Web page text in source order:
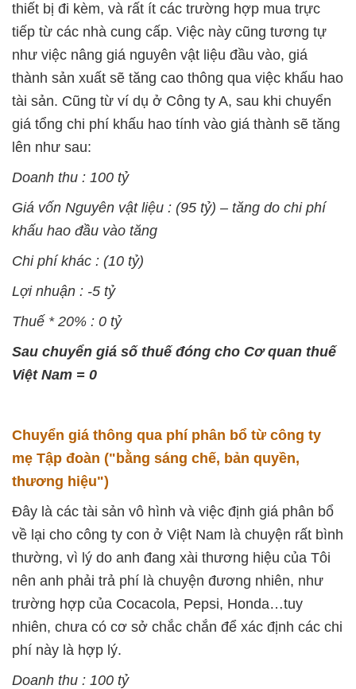
thiết bị đi kèm, và rất ít các trường hợp mua trực
tiếp từ các nhà cung cấp. Việc này cũng tương tự
như việc nâng giá nguyên vật liệu đầu vào, giá
thành sản xuất sẽ tăng cao thông qua việc khấu hao
tài sản. Cũng từ ví dụ ở Công ty A, sau khi chuyển
giá tổng chi phí khấu hao tính vào giá thành sẽ tăng
lên như sau:
Doanh thu : 100 tỷ
Giá vốn Nguyên vật liệu : (95 tỷ) – tăng do chi phí
khấu hao đầu vào tăng
Chi phí khác : (10 tỷ)
Lợi nhuận : -5 tỷ
Thuế * 20% : 0 tỷ
Sau chuyển giá số thuế đóng cho Cơ quan thuế
Việt Nam = 0
Chuyển giá thông qua phí phân bổ từ công ty
mẹ Tập đoàn ("bằng sáng chế, bản quyền,
thương hiệu")
Đây là các tài sản vô hình và việc định giá phân bổ
về lại cho công ty con ở Việt Nam là chuyện rất bình
thường, vì lý do anh đang xài thương hiệu của Tôi
nên anh phải trả phí là chuyện đương nhiên, như
trường hợp của Cocacola, Pepsi, Honda…tuy
nhiên, chưa có cơ sở chắc chắn để xác định các chi
phí này là hợp lý.
Doanh thu : 100 tỷ